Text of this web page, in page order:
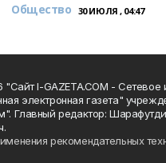
Общество 30 ИЮЛЯ , 04:47
"Сайт I-GAZETA.COM - Сетевое
электронная газета"
Главный редактор:
рекомендательных